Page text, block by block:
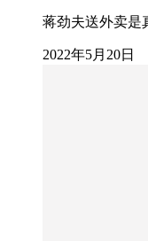
蒋劲夫送外卖是
2022年5月20日